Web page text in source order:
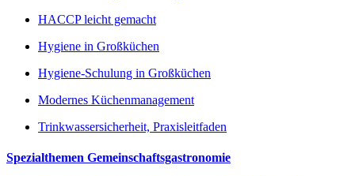
HACCP leicht gemacht
Hygiene in Großküchen
Hygiene-Schulung in Großküchen
Modernes Küchenmanagement
Trinkwassersicherheit, Praxisleitfaden
Spezialthemen Gemeinschaftsgastronomie